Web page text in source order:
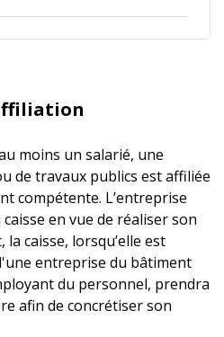
moins un salarié, une
de travaux publics est affiliée
compétente. L’entreprise
en vue de réaliser son
la caisse, lorsqu’elle est
entreprise du bâtiment
du personnel, prendra
afin de concrétiser son